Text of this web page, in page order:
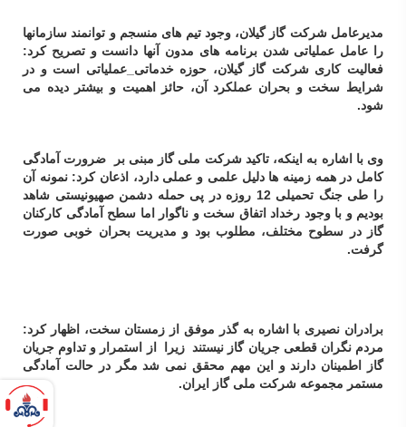
مدیرعامل شرکت گاز گیلان، وجود تیم های منسجم و توانمند سازمانها
را عامل عملیاتی شدن برنامه های مدون آنها دانست و تصریح کرد:
فعالیت کاری شرکت گاز گیلان، حوزه خدماتی_عملیاتی است و در
شرایط سخت و بحران عملکرد آن، حائز اهمیت و بیشتر دیده می
شود.
وی با اشاره به اینکه، تاکید شرکت ملی گاز مبنی بر ضرورت آمادگی
کامل در همه زمینه ها دلیل علمی و عملی دارد، اذعان کرد: نمونه آن
را طی جنگ تحمیلی 12 روزه در پی حمله دشمن صهیونیستی شاهد
بودیم و با وجود رخداد اتفاق سخت و ناگوار اما سطح آمادگی کارکنان
گاز در سطوح مختلف، مطلوب بود و مدیریت بحران خوبی صورت
گرفت.
برادران نصیری با اشاره به گذر موفق از زمستان سخت، اظهار کرد:
مردم نگران قطعی جریان گاز نیستند زیرا از استمرار و تداوم جریان
گاز اطمینان دارند و این مهم محقق نمی شد مگر در حالت آمادگی
مستمر مجموعه شرکت ملی گاز ایران.